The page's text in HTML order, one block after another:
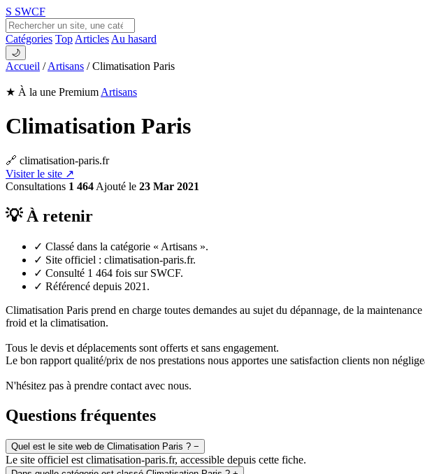
S SWCF
Catégories Top Articles Au hasard
🌙
Accueil /Artisans /Climatisation Paris
★ À la une Premium Artisans
Climatisation Paris
🔗 climatisation-paris.fr
Visiter le site ↗
Consultations 1 464 Ajouté le 23 Mar 2021
💡 À retenir
✓ Classé dans la catégorie « Artisans ».
✓ Site officiel : climatisation-paris.fr.
✓ Consulté 1 464 fois sur SWCF.
✓ Référencé depuis 2021.
Climatisation Paris prend en charge toutes demandes au sujet du dépannage, de la
froid et la climatisation.
Tous le devis et déplacements sont offerts et sans engagement.
Le bon rapport qualité/prix de nos prestations nous apportes une satisfaction clients non
N'hésitez pas à prendre contact avec nous.
Questions fréquentes
Quel est le site web de Climatisation Paris ? −
Le site officiel est climatisation-paris.fr, accessible depuis cette fiche.